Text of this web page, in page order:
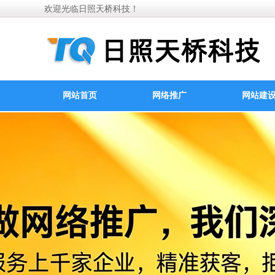
欢迎光临日照天桥科技！
网站首页 网络推广 网站建